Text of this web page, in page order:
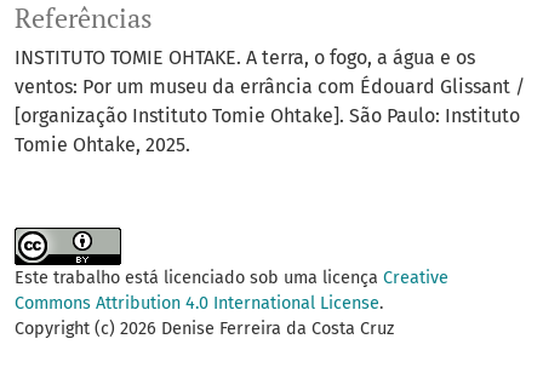
Referências
INSTITUTO TOMIE OHTAKE. A terra, o fogo, a água e os
ventos: Por um museu da errância com Édouard Glissant /
[organização Instituto Tomie Ohtake]. São Paulo: Instituto
Tomie Ohtake, 2025.
Este trabalho está licenciado sob uma licença Creative
Commons Attribution 4.0 International License.
Copyright (c) 2026 Denise Ferreira da Costa Cruz